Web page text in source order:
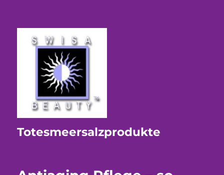
Totesmeersalzprodukte